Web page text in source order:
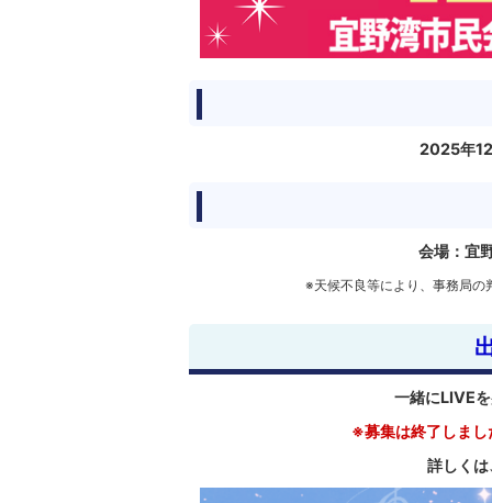
2025年
会場：宜
※天候不良等により、事務局の
一緒にLIVE
※募集は終了しまし
詳しく